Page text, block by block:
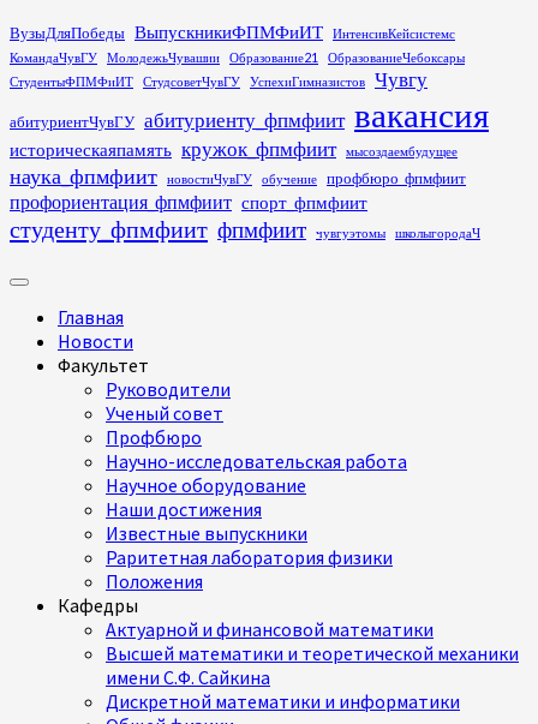
Перейти
к
содержимому
ВузыДляПобеды ВыпускникиФПМФиИТ
ИнтенсивКейсистемс
КомандаЧувГУ
МолодежьЧувашии Образование21
ОбразованиеЧебоксары
СтудентыФПМФиИТ
СтудсоветЧувГУ УспехиГимназистов Чувгу
абитуриентЧувГУ абитуриенту_фпмфиит вакансия
историческаяпамять кружок_фпмфиит мысоздаембудущее
наука_фпмфиит новостиЧувГУ обучение профбюро_фпмфиит
профориентация_фпмфиит спорт_фпмфиит
студенту_фпмфиит фпмфиит чувгуэтомы школыгородаЧ
Основное
Главная
Новости
Факультет
Руководители
Ученый совет
Профбюро
Научно-исследовательская работа
Научное оборудование
Наши достижения
Известные выпускники
Раритетная лаборатория физики
Положения
Кафедры
Актуарной и финансовой математики
Высшей математики и теоретической механики
имени С.Ф. Сайкина
Дискретной математики и информатики